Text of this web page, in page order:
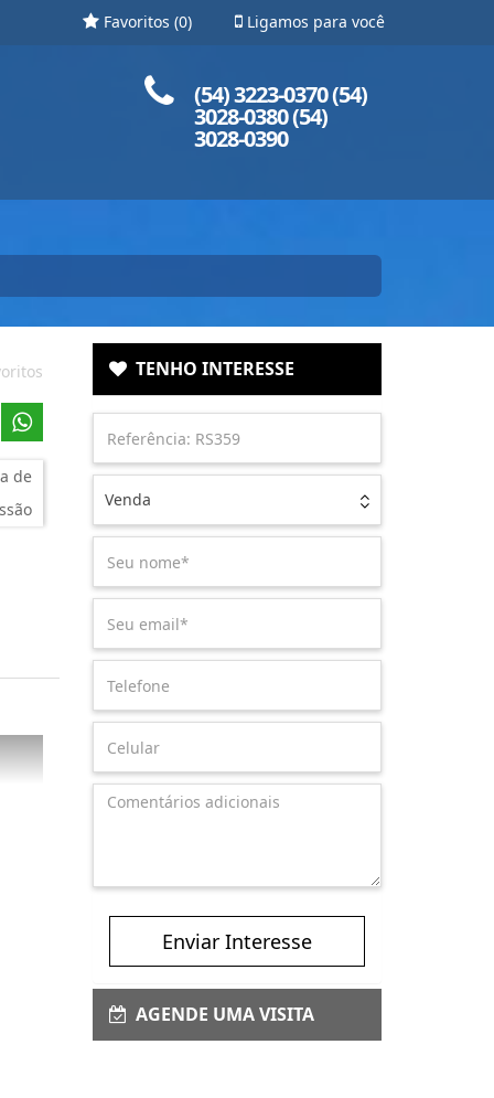
Ligamos para você
Favoritos (0)
(54) 3223-0370 (54)
3028-0380 (54)
3028-0390
de
TENHO INTERESSE
Venda
Enviar Interesse
AGENDE UMA VISITA